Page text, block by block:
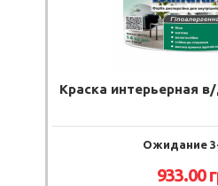
Краска интерьерная
Ожидание
933.00